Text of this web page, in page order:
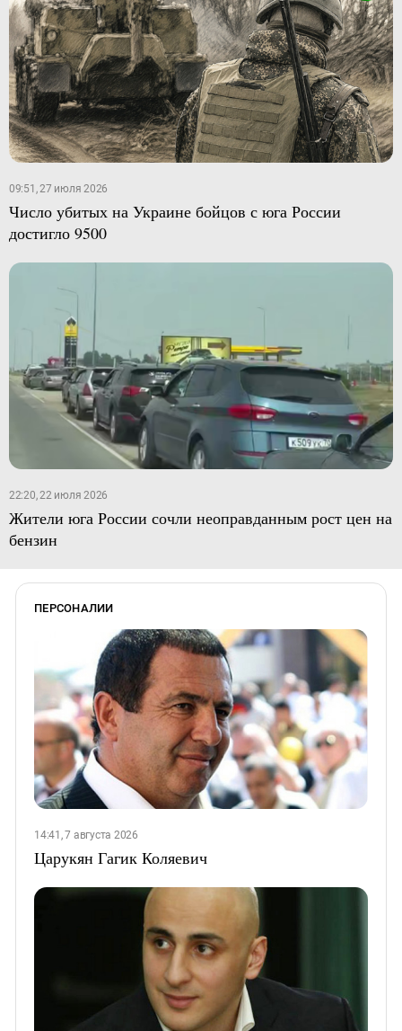
09:51, 27 июля 2026
Число убитых на Украине бойцов с юга России
достигло 9500
22:20, 22 июля 2026
Жители юга России сочли неоправданным рост цен на
бензин
ПЕРСОНАЛИИ
14:41, 7 августа 2026
Царукян Гагик Коляевич